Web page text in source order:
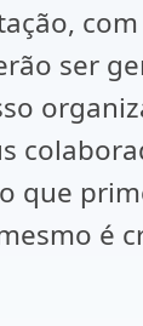
ser
que